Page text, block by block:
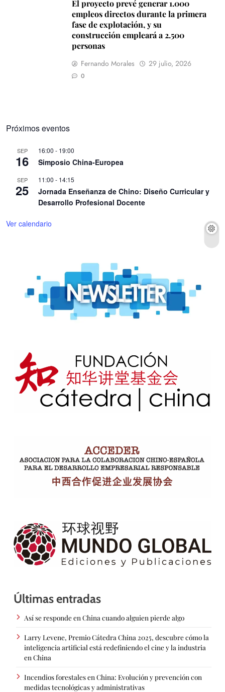
El proyecto prevé generar 1.000
empleos directos durante la primera
fase de explotación, y su
construcción empleará a 2.500
personas
Fernando Morales 29 julio, 2026
0
Próximos eventos
SEP
16
16:00 - 19:00
Simposio China-Europea
SEP
25
11:00 - 14:15
Jornada Enseñanza de Chino: Diseño Curricular y
Desarrollo Profesional Docente
Ver calendario
Últimas entradas
Así se responde en China cuando alguien pierde algo
Larry Levene, Premio Cátedra China 2025, descubre cómo la
inteligencia artificial está redefiniendo el cine y la industria
en China
Incendios forestales en China: Evolución y prevención con
medidas tecnológicas y administrativas